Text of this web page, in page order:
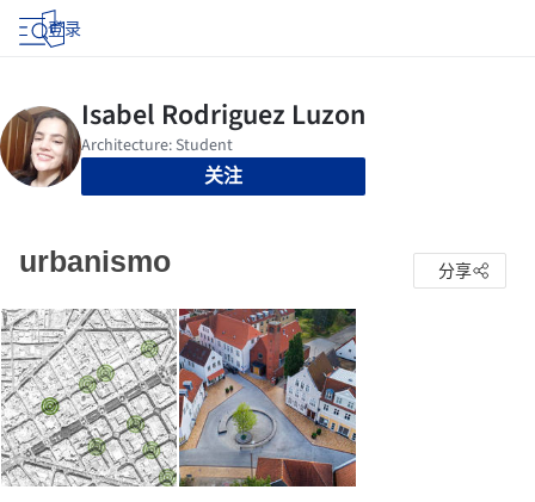
登录
关注
urbanismo 分享